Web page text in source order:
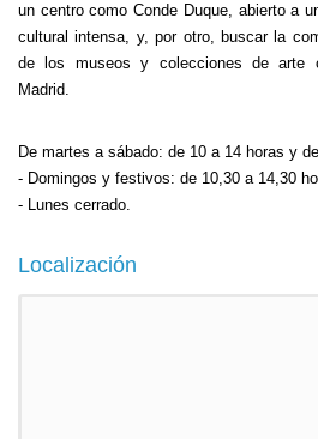
un centro como Conde Duque, abierto a
cultural intensa, y, por otro, buscar la
de los museos y colecciones de arte
Madrid.
De martes a sábado: de 10 a 14 horas y
- Domingos y festivos: de 10,30 a 14,30
- Lunes cerrado.
Localización